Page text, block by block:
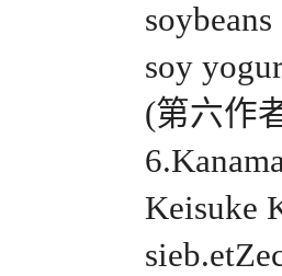
soy
(第六作
Keisuke